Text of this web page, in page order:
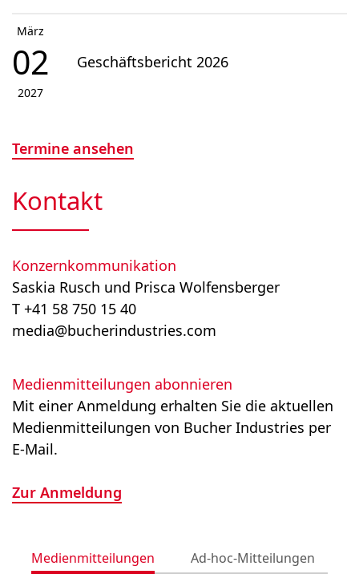
März
02
2027
Geschäftsbericht 2026
Termine ansehen
Kontakt
Konzernkommunikation
Saskia Rusch und Prisca Wolfensberger
T +41 58 750 15 40
media@bucherindustries.com
Medienmitteilungen abonnieren
Mit einer Anmeldung erhalten Sie die aktuellen
Medienmitteilungen von Bucher Industries per
E-Mail.
Zur Anmeldung
Medienmitteilungen Ad-hoc-Mitteilungen